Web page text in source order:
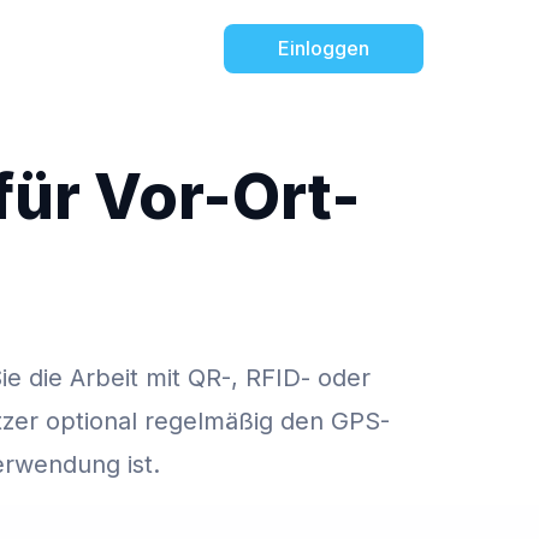
Einloggen
Vor-Ort-
die Arbeit mit QR-, RFID- oder
optional regelmäßig den GPS-
ist.